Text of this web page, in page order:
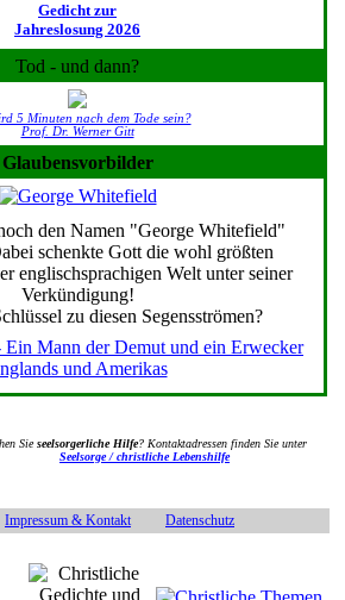
Gedicht zur
Jahreslosung 2026
Tod - und dann?
5 Minuten nach dem Tode sein?
Prof. Dr. Werner Gitt
Glaubensvorbilder
den Namen "George Whitefield"
schenkte Gott die wohl größten
englischsprachigen Welt unter seiner
Verkündigung!
zu diesen Segensströmen?
Mann der Demut und ein Erwecker
und Amerikas
Sieseelsorgerliche Hilfe? Kontaktadressen finden Sie unter
Seelsorge / christliche Lebenshilfe
Impressum & Kontakt Datenschutz